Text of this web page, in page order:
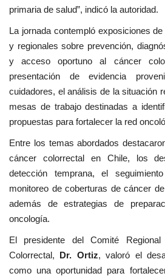
primaria de salud”, indicó la autoridad.
La jornada contempló exposiciones
y regionales sobre prevención,
y acceso oportuno al cáncer
presentación de evidencia
cuidadores, el análisis de la situación
mesas de trabajo destinadas a
propuestas para fortalecer la red
Entre los temas abordados
cáncer colorrectal en Chile, los
detección temprana, el
monitoreo de coberturas de cáncer
además de estrategias de
oncología.
El presidente del Comité
Colorrectal, Dr. Ortiz, valoró el
como una oportunidad para